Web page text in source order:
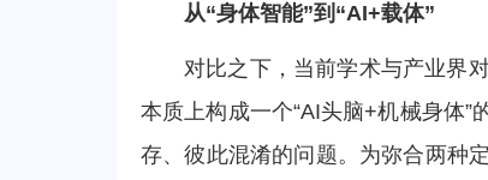
从“身体智能”到“AI+载体”
对比之下，当前学术与产业界
本质上构成一个“AI头脑+机械身体
存、彼此混淆的问题。为弥合两种